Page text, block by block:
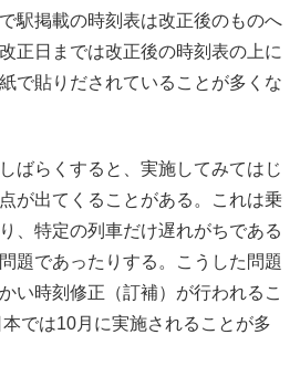
駅掲載の時刻表は改正後のものへ
正日までは改正後の時刻表の上に
で貼りだされていることが多くな
ばらくすると、実施してみてはじ
が出てくることがある。これは乗
、特定の列車だけ遅れがちである
題であったりする。こうした問題
い時刻修正（訂補）が行われるこ
では10月に実施されることが多